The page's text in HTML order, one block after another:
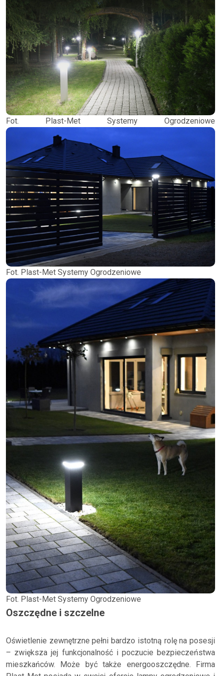
Fot. Plast-Met Systemy Ogrodzeniowe
Fot. Plast-Met Systemy Ogrodzeniowe
Fot. Plast-Met Systemy Ogrodzeniowe
Oszczędne i szczelne
Oświetlenie zewnętrzne pełni bardzo istotną rolę na posesji
– zwiększa jej funkcjonalność i poczucie bezpieczeństwa
mieszkańców. Może być także energooszczędne. Firma